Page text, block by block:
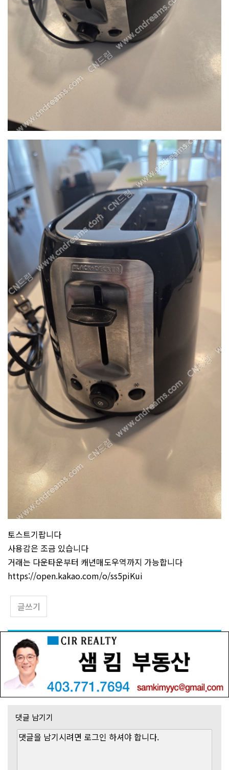
토스트기팝니다
사용감은 조금 있습니다
거래는 다운타운부터 캐년매도우역까지 가능합니다
https://open.kakao.com/o/ss5piKui
글쓰기
댓글 남기기